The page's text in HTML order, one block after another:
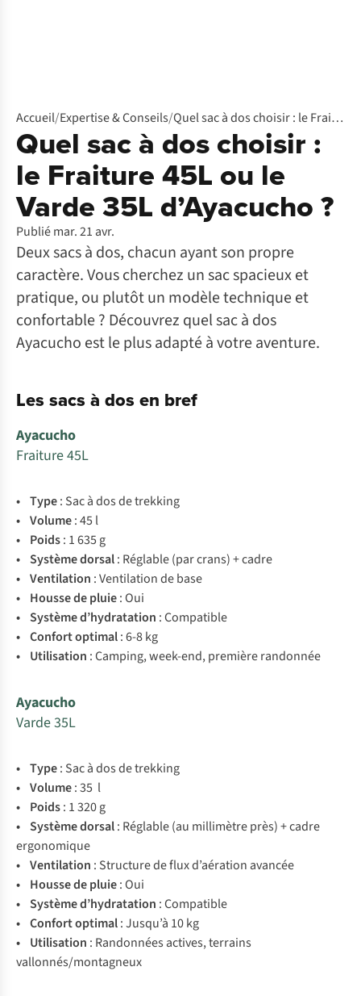
Accueil/Expertise & Conseils/ Quel sac à dos choisir : le Fraiture 45L ou le Varde 35L d’Ayacucho ?
Quel sac à dos choisir :
le Fraiture 45L ou le
Varde 35L d’Ayacucho ?
Publié mar. 21 avr.
Deux sacs à dos, chacun ayant son propre
caractère. Vous cherchez un sac spacieux et
pratique, ou plutôt un modèle technique et
confortable ? Découvrez quel sac à dos
Ayacucho est le plus adapté à votre aventure.
Les sacs à dos en bref
Ayacucho
Fraiture 45L
• Type: Sac à dos de trekking
• Volume: 45 l
• Poids: 1 635 g
• Systèmedorsal: Réglable (par crans) + cadre
• Ventilation : Ventilation de base
• Houssedepluie: Oui
• Systèmed’hydratation : Compatible
• Confortoptimal: 6-8 kg
• Utilisation : Camping, week-end, première randonnée
Ayacucho
Varde 35L
• Type: Sac à dos de trekking
• Volume: 35 l
• Poids: 1 320 g
• Systèmedorsal: Réglable (au millimètre près) + cadre
ergonomique
• Ventilation : Structure de flux d’aération avancée
• Houssedepluie: Oui
• Systèmed’hydratation : Compatible
• Confortoptimal: Jusqu’à 10 kg
• Utilisation : Randonnées actives, terrains
vallonnés/montagneux